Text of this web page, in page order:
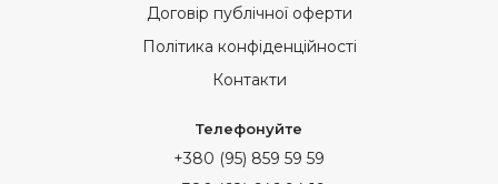
Договір публічної оферти
Політика конфіденційності
Контакти
Телефонуйте
+380 (95) 859 59 59